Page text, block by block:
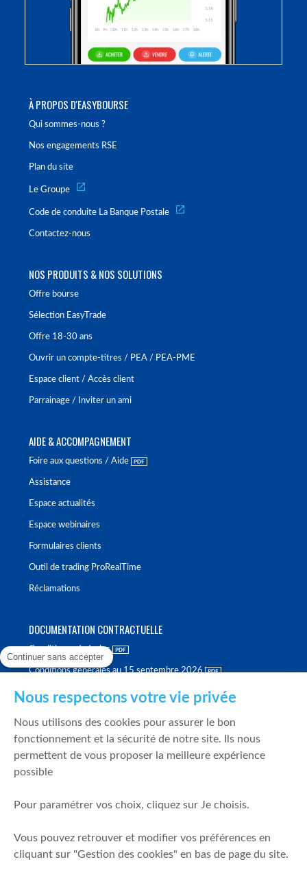
À PROPOS D'EASYBOURSE
Qui sommes-nous ?
Nos engagements RSE
Plan du site
Le Groupe
Code de conduite La Banque Postale
Contactez-nous
NOS PRODUITS & NOS SOLUTIONS
Offre bourse
Sélection EasyTrade
Offre 18-30 ans
Ouvrir un compte-titres / PEA / PEA-PME
Espace client / Accès client
Parrainage / Inviter un ami
AIDE & ACCOMPAGNEMENT
Foire aux questions / Aide
Assistance
Espace actualités
Espace webinaires
Formulaires clients
Outil de trading ProRealTime
Réclamations
DOCUMENTATION CONTRACTUELLE
Conditions générales
Conditions générales au 15 septembre 2026
Politique de meilleure sélection
Politique de durabilité
Fonds de garantie des dépôts et de résolution
Mentions légales
Prévention de la fraude
Continuer sans accepter
Nous respectons votre vie privée
Nous utilisons des cookies pour assurer le bon
fonctionnement et la sécurité de notre site. Ils nous
permettent de vous proposer la meilleure expérience
possible
Pour paramétrer vos choix, cliquez sur Je choisis.
Vous pouvez retrouver et modifier vos préférences en
cliquant sur "Gestion des cookies" en bas de page du site.